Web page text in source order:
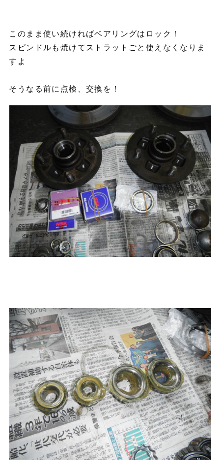
このまま使い続ければベアリングはロック！
スピンドルも焼けてストラットごと使えなくなりま
すよ
そうなる前に点検、交換を！